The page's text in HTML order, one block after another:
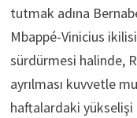
tutmak adına
Mbappé-Vinicius
sürdürmesi halinde,
ayrılması kuvvetle
haftalardaki